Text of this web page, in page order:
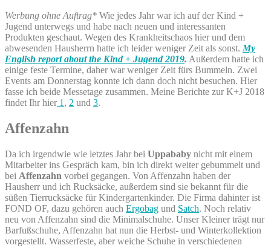
Werbung ohne Auftrag* Wie jedes Jahr war ich auf der Kind +
Jugend unterwegs und habe nach neuen und interessanten
Produkten geschaut. Wegen des Krankheitschaos hier und dem
abwesenden Hausherrn hatte ich leider weniger Zeit als sonst. My
English report about the Kind + Jugend 2019. Außerdem hatte ich
einige feste Termine, daher war weniger Zeit fürs Bummeln. Zwei
Events am Donnerstag konnte ich dann doch nicht besuchen. Hier
fasse ich beide Messetage zusammen. Meine Berichte zur K+J 2018
findet Ihr hier1 , 2 und 3.
Affenzahn
Da ich irgendwie wie letztes Jahr bei Uppababy nicht mit einem
Mitarbeiter ins Gespräch kam, bin ich direkt weiter gebummelt und
bei Affenzahn vorbei gegangen. Von Affenzahn haben der
Hausherr und ich Rucksäcke, außerdem sind sie bekannt für die
süßen Tierrucksäcke für Kindergartenkinder. Die Firma dahinter ist
FOND OF, dazu gehören auch Ergobag und Satch. Noch relativ
neu von Affenzahn sind die Minimalschuhe. Unser Kleiner trägt nur
Barfußschuhe, Affenzahn hat nun die Herbst- und Winterkollektion
vorgestellt. Wasserfeste, aber weiche Schuhe in verschiedenen